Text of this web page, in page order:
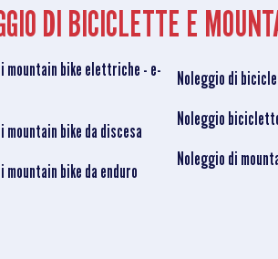
DI BICICLETTE E
mountain bike elettriche - e-
mountain bike da discesa
mountain bike da enduro
Noleggio di
Noleggio
Noleggio di